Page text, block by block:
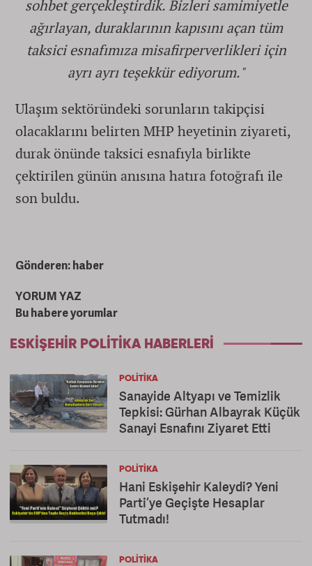
sohbet gerçekleştirdik. Bizleri samimiyetle
ağırlayan, duraklarının kapısını açan tüm
taksici esnafımıza misafirperverlikleri için
ayrı ayrı teşekkür ediyorum."
Ulaşım sektöründeki sorunların takipçisi
olacaklarını belirten MHP heyetinin ziyareti,
durak önünde taksici esnafıyla birlikte
çektirilen günün anısına hatıra fotoğrafı ile
son buldu.
Gönderen: haber
YORUM YAZ
Bu habere yorumlar
ESKIŞEHIR POLITIKA HABERLERI
POLITIKA
Sanayide Altyapı ve Temizlik
Tepkisi: Gürhan Albayrak Küçük
Sanayi Esnafını Ziyaret Etti
POLITIKA
Hani Eskişehir Kaleydi? Yeni
Parti’ye Geçişte Hesaplar
Tutmadı!
POLITIKA